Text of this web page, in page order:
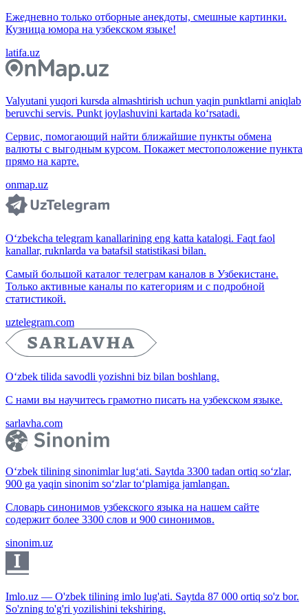
Ежедневно только отборные анекдоты, смешные картинки.
Кузница юмора на узбекском языке!
latifa.uz
Valyutani yuqori kursda almashtirish uchun yaqin punktlarni aniqlab
beruvchi servis. Punkt joylashuvini kartada ko‘rsatadi.
Сервис, помогающий найти ближайшие пункты обмена
валюты с выгодным курсом. Покажет местоположение пункта
прямо на карте.
onmap.uz
O‘zbekcha telegram kanallarining eng katta katalogi. Faqt faol
kanallar, ruknlarda va batafsil statistikasi bilan.
Самый большой каталог телеграм каналов в Узбекистане.
Только активные каналы по категориям и с подробной
статистикой.
uztelegram.com
O‘zbek tilida savodli yozishni biz bilan boshlang.
С нами вы научитесь грамотно писать на узбекском языке.
sarlavha.com
O‘zbek tilining sinonimlar lug‘ati. Saytda 3300 tadan ortiq so‘zlar,
900 ga yaqin sinonim so‘zlar to‘plamiga jamlangan.
Словарь синонимов узбекского языка на нашем сайте
содержит более 3300 слов и 900 синонимов.
sinonim.uz
Imlo.uz — O'zbek tilining imlo lug'ati. Saytda 87 000 ortiq so'z bor.
So'zning to'g'ri yozilishini tekshiring.